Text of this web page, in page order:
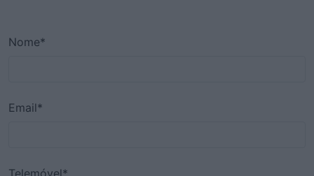
Nome*
Email*